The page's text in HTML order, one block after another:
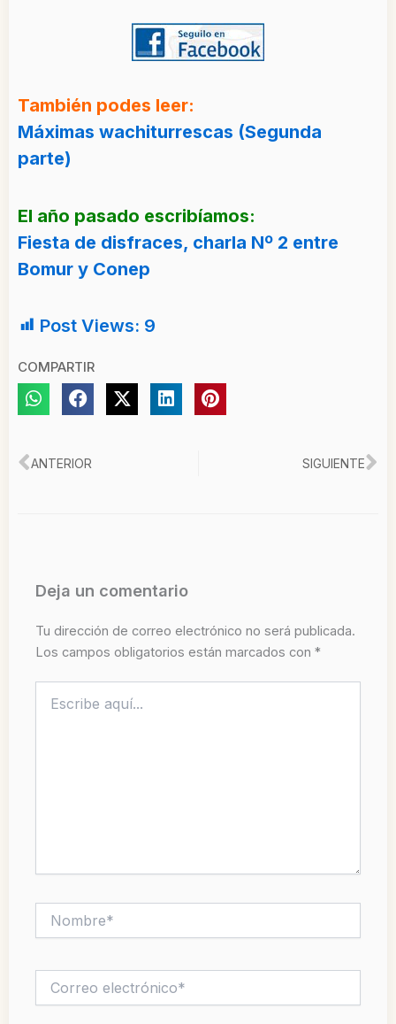
También podes leer:
Máximas wachiturrescas (Segunda
parte)
El año pasado escribíamos:
Fiesta de disfraces, charla Nº 2 entre
Bomur y Conep
Post Views: 9
COMPARTIR
Ant
ANTERIOR SIGUIENTE
Deja un comentario
Tu dirección de correo electrónico no será publicada.
Los campos obligatorios están marcados con *
aquí...
electrónico*